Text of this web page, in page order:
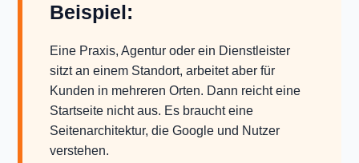
Beispiel:
Eine Praxis, Agentur oder ein Dienstleister
sitzt an einem Standort, arbeitet aber für
Kunden in mehreren Orten. Dann reicht eine
Startseite nicht aus. Es braucht eine
Seitenarchitektur, die Google und Nutzer
verstehen.